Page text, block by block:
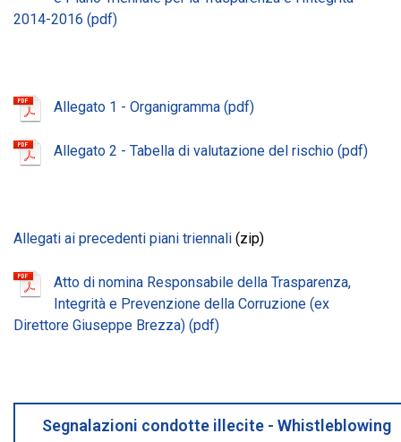
2014-2016
Allegato 1 - Organigramma
Allegato 2 - Tabella di valutazione del rischio
Allegati ai precedenti piani triennali (zip)
Atto di nomina Responsabile della Trasparenza,
Integrità e Prevenzione della Corruzione (ex
Direttore Giuseppe Brezza)
Segnalazioni condotte illecite - Whistleblowing